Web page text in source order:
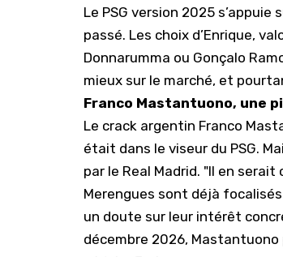
Le PSG version 2025
passé. Les choix d’Enrique,
Donnarumma ou Gonçalo
mieux sur le marché, et
Franco Mastantuono, une
Le crack argentin Franco
était dans le viseur du PSG.
par le Real Madrid. "Il en
Merengues sont déjà
un doute sur leur intérêt
décembre 2026,